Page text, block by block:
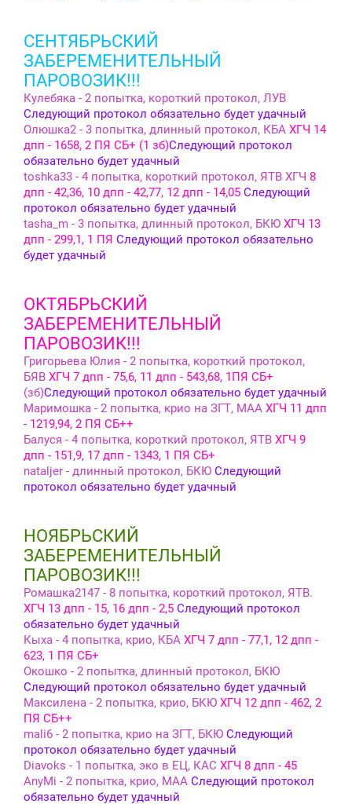
СЕНТЯБРЬСКИЙ
ЗАБЕРЕМЕНИТЕЛЬНЫЙ
ПАРОВОЗИК!!!
Кулебяка - 2 попытка, короткий протокол, ЛУВ
Следующий протокол обязательно будет удачный
Олюшка2 - 3 попытка, длинный протокол, КБА ХГЧ 14
дпп - 1658, 2 ПЯ СБ+ (1 зб)Следующий протокол
обязательно будет удачный
toshka33 - 4 попытка, короткий протокол, ЯТВ ХГЧ 8
дпп - 42,36, 10 дпп - 42,77, 12 дпп - 14,05 Следующий
протокол обязательно будет удачный
tasha_m - 3 попытка, длинный протокол, БКЮ ХГЧ 13
дпп - 299,1, 1 ПЯ Следующий протокол обязательно
будет удачный
ОКТЯБРЬСКИЙ
ЗАБЕРЕМЕНИТЕЛЬНЫЙ
ПАРОВОЗИК!!!
Григорьева Юлия - 2 попытка, короткий протокол,
БЯВ ХГЧ 7 дпп - 75,6, 11 дпп - 543,68, 1ПЯ СБ+
(зб)Следующий протокол обязательно будет удачный
Маримошка - 2 попытка, крио на ЗГТ, МАА ХГЧ 11 дпп
- 1219,94, 2 ПЯ СБ++
Балуся - 4 попытка, короткий протокол, ЯТВ ХГЧ 9
дпп - 151,9, 17 дпп - 1343, 1 ПЯ СБ+
nataljer - длинный протокол, БКЮ Следующий
протокол обязательно будет удачный
НОЯБРЬСКИЙ
ЗАБЕРЕМЕНИТЕЛЬНЫЙ
ПАРОВОЗИК!!!
Ромашка2147 - 8 попытка, короткий протокол, ЯТВ.
ХГЧ 13 дпп - 15, 16 дпп - 2,5 Следующий протокол
обязательно будет удачный
Кыха - 4 попытка, крио, КБА ХГЧ 7 дпп - 77,1, 12 дпп -
623, 1 ПЯ СБ+
Окошко - 2 попытка, длинный протокол, БКЮ
Следующий протокол обязательно будет удачный
Максилена - 2 попытка, крио, БКЮ ХГЧ 12 дпп - 462, 2
ПЯ СБ++
mali6 - 2 попытка, крио на ЗГТ, БКЮ Следующий
протокол обязательно будет удачный
Diavoks - 1 попытка, эко в ЕЦ, КАС ХГЧ 8 дпп - 45
AnyMi - 2 попытка, крио, МАА Следующий протокол
обязательно будет удачный